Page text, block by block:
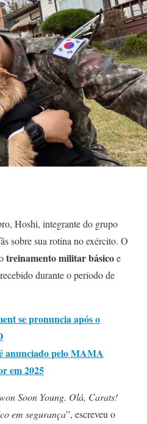
Hoshi, integrante do grupo
sobre sua rotina no exército. O
treinamento militar básicoe
durante o período de
se pronuncia após o
anunciado pelo MAMA
em 2025
Soon Young. Olá, Carats!
em segurança”, escreveu o